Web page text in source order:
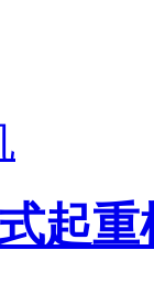
起重